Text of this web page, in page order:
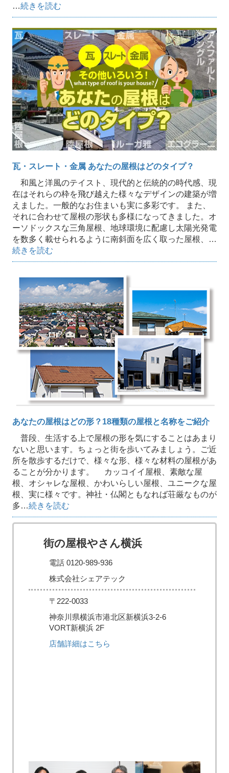
…続きを読む
瓦・スレート・金属 あなたの屋根はどのタイプ？
和風と洋風のテイスト、現代的と伝統的の時代感、現
在はそれらの枠を飛び越えた様々なデザインの建築が増
えました。一般的なお住まいも実に多彩です。 また、
それに合わせて屋根の形状も多様になってきました。オ
ーソドックスな三角屋根、地球環境に配慮し太陽光発電
を数多く載せられるように南斜面を広く取った屋根、…
続きを読む
あなたの屋根はどの形？18種類の屋根と名称をご紹介
普段、生活する上で屋根の形を気にすることはあまり
ないと思います。ちょっと街を歩いてみましょう。ご近
所を散歩するだけで、様々な形、様々な材料の屋根があ
ることが分かります。 カッコイイ屋根、素敵な屋
根、オシャレな屋根、かわいらしい屋根、ユニークな屋
根、実に様々です。神社・仏閣ともなれば荘厳なものが
多…続きを読む
街の屋根やさん横浜
電話 0120-989-936
株式会社シェアテック
〒222-0033
神奈川県横浜市港北区新横浜3-2-6
VORT新横浜 2F
店舗詳細はこちら